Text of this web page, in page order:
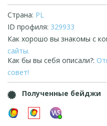
Страна: PL
ID профиля: 329933
Как хорошо вы знакомы с
сайты.
Как бы вы себя описали?:
совет!
Полученные бейджи